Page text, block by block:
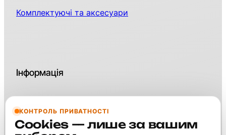
Комплектуючі та аксесуари
Інформація
Контакти
КОНТРОЛЬ ПРИВАТНОСТІ
Cookies — лише за вашим